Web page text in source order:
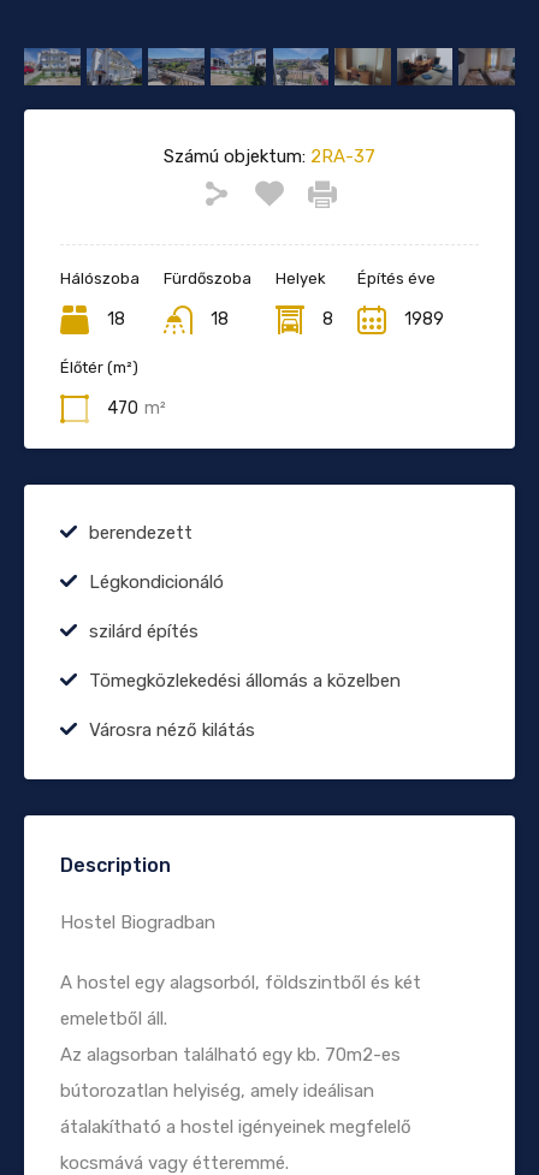
Számú objektum: 2RA-37
Hálószoba
18
Fürdőszoba
18
Helyek
8
Építés éve
1989
Élőtér (m²)
470 m²
berendezett
Légkondicionáló
szilárd építés
Tömegközlekedési állomás a közelben
Városra néző kilátás
Description
Hostel Biogradban
A hostel egy alagsorból, földszintből és két
emeletből áll.
Az alagsorban található egy kb. 70m2-es
bútorozatlan helyiség, amely ideálisan
átalakítható a hostel igényeinek megfelelő
kocsmává vagy étteremmé.